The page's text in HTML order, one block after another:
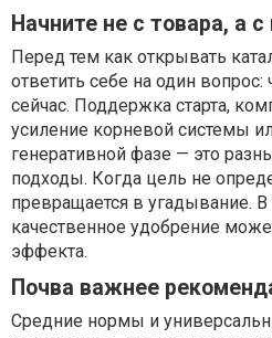
Начните не с товара, а с
Перед тем как открывать
ответить себе на один
сейчас. Поддержка старта,
усиление корневой системы
генеративной фазе — это
подходы. Когда цель не
превращается в угадывание.
качественное удобрение
эффекта.
Почва важнее
Средние нормы и